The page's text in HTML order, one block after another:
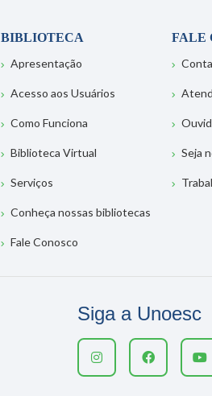
BIBLIOTECA
Apresentação
Acesso aos Usuários
Como Funciona
Biblioteca Virtual
Serviços
Conheça nossas bibliotecas
Fale Conosco
FALE
Seja
Siga a Unoesc